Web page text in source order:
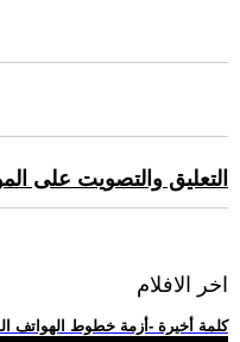
التعليق والتصويت على
اخر الافلام
.. كلمة أخيرة -أزمة خطوط الهواتف